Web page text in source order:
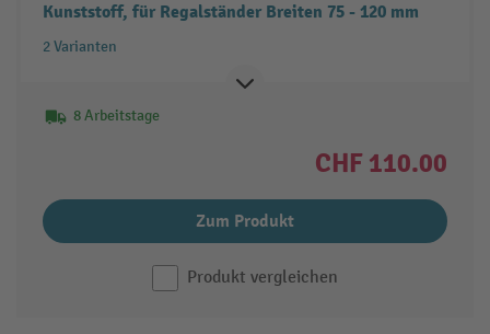
Kunststoff, für Regalständer Breiten 75 - 120 mm
2 Varianten
8 Arbeitstage
CHF 110.00
Zum Produkt
Produkt vergleichen